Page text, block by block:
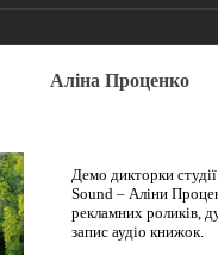
Аліна Проценко
Демо дикторки
Sound – Аліни
рекламних роликів,
запис аудіо книжок.